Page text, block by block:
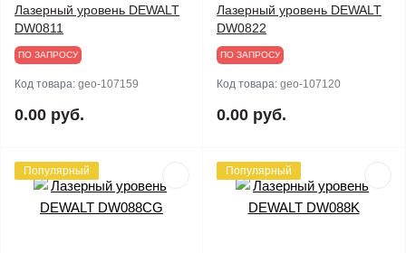
Лазерный уровень DEWALT
DW0811
ПО ЗАПРОСУ
Код товара: geo-107159
0.00 руб.
Лазерный уровень DEWALT
DW0822
ПО ЗАПРОСУ
Код товара: geo-107120
0.00 руб.
Популярный Популярный